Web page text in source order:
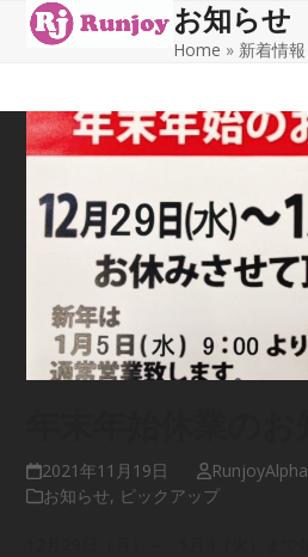
Open
mobile
Close
mobile
お知らせ
Home » 新着情報
2021年11月19日
RunjoyAlpha
お知らせ, ピックアップ